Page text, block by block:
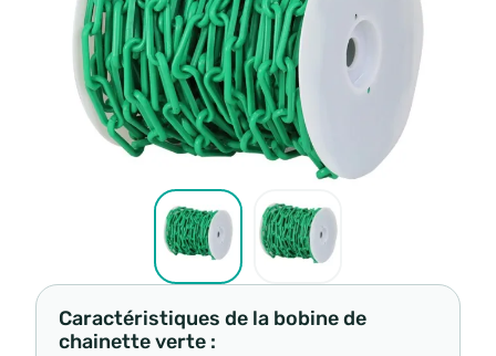
Caractéristiques de la bobine de
chainette verte :